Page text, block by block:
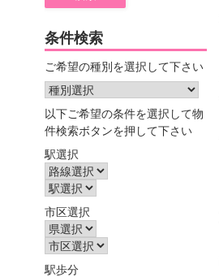
条件検索
ご希望の種別を選択して下さい
以下ご希望の条件を選択して物
件検索ボタンを押して下さい
駅選択
市区選択
駅歩分